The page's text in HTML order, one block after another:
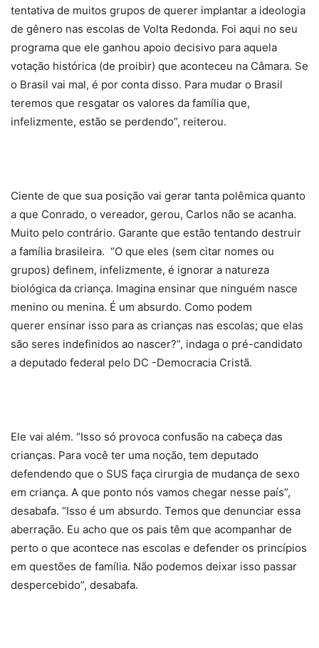
tentativa de muitos grupos de querer implantar a ideologia
de gênero nas escolas de Volta Redonda. Foi aqui no seu
programa que ele ganhou apoio decisivo para aquela
votação histórica (de proibir) que aconteceu na Câmara. Se
o Brasil vai mal, é por conta disso. Para mudar o Brasil
teremos que resgatar os valores da família que,
infelizmente, estão se perdendo”, reiterou.
Ciente de que sua posição vai gerar tanta polêmica quanto
a que Conrado, o vereador, gerou, Carlos não se acanha.
Muito pelo contrário. Garante que estão tentando destruir
a família brasileira. “O que eles (sem citar nomes ou
grupos) definem, infelizmente, é ignorar a natureza
biológica da criança. Imagina ensinar que ninguém nasce
menino ou menina. É um absurdo. Como podem
querer ensinar isso para as crianças nas escolas; que elas
são seres indefinidos ao nascer?”, indaga o pré-candidato
a deputado federal pelo DC -Democracia Cristã.
Ele vai além. “Isso só provoca confusão na cabeça das
crianças. Para você ter uma noção, tem deputado
defendendo que o SUS faça cirurgia de mudança de sexo
em criança. A que ponto nós vamos chegar nesse país”,
desabafa. “Isso é um absurdo. Temos que denunciar essa
aberração. Eu acho que os pais têm que acompanhar de
perto o que acontece nas escolas e defender os princípios
em questões de família. Não podemos deixar isso passar
despercebido”, desabafa.